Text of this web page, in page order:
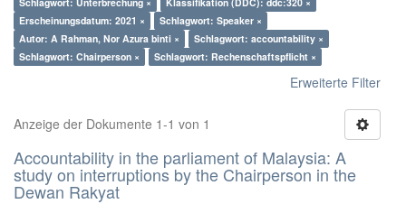
Erscheinungsdatum: 2021 ×
Schlagwort: Speaker ×
Autor: A Rahman, Nor Azura binti ×
Schlagwort: accountability ×
Schlagwort: Chairperson ×
Schlagwort: Rechenschaftspflicht ×
Erweiterte Filter
Anzeige der Dokumente 1-1 von 1
Accountability in the parliament of Malaysia: A
study on interruptions by the Chairperson in the
Dewan Rakyat